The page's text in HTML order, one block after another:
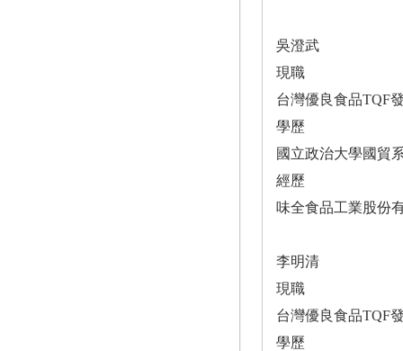
吳澄武
現職
台灣優良食品TQF
學歷
國立政治大學國貿
經歷
味全食品工業股份
李明清
現職
台灣優良食品TQF
學歷